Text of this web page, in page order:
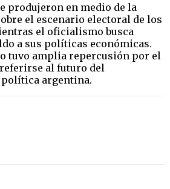
produjeron en medio de la
el escenario electoral de los
el oficialismo busca
a sus políticas económicas.
tuvo amplia repercusión por el
al futuro del
argentina.